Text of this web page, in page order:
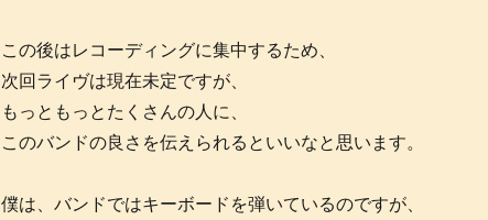
この後はレコーディングに集中するため、
次回ライヴは現在未定ですが、
もっともっとたくさんの人に、
このバンドの良さを伝えられるといいなと思います。
僕は、バンドではキーボードを弾いているのですが、